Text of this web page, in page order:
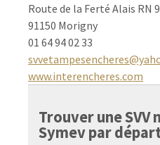
Route de la Ferté Alais RN
91150 Morigny
01 64 94 02 33
www.interencheres.com
Trouver une SVV
Symev par